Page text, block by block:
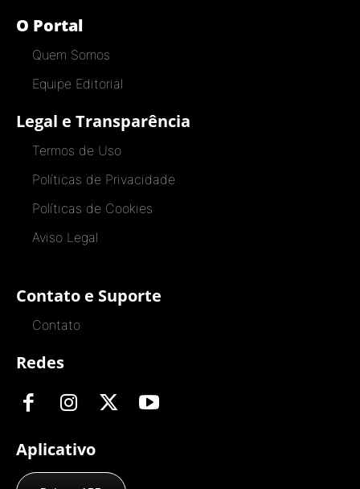
O Portal
Quem Somos
Equipe Editorial
Legal e Transparência
Termos de Uso
Políticas de Privacidade
Políticas de Cookies
Aviso Legal
Contato e Suporte
Contato
Redes
Aplicativo